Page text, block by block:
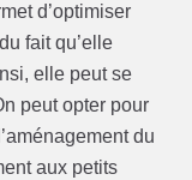
d’optimiser
fait qu’elle
elle peut se
peut opter pour
du
aux petits